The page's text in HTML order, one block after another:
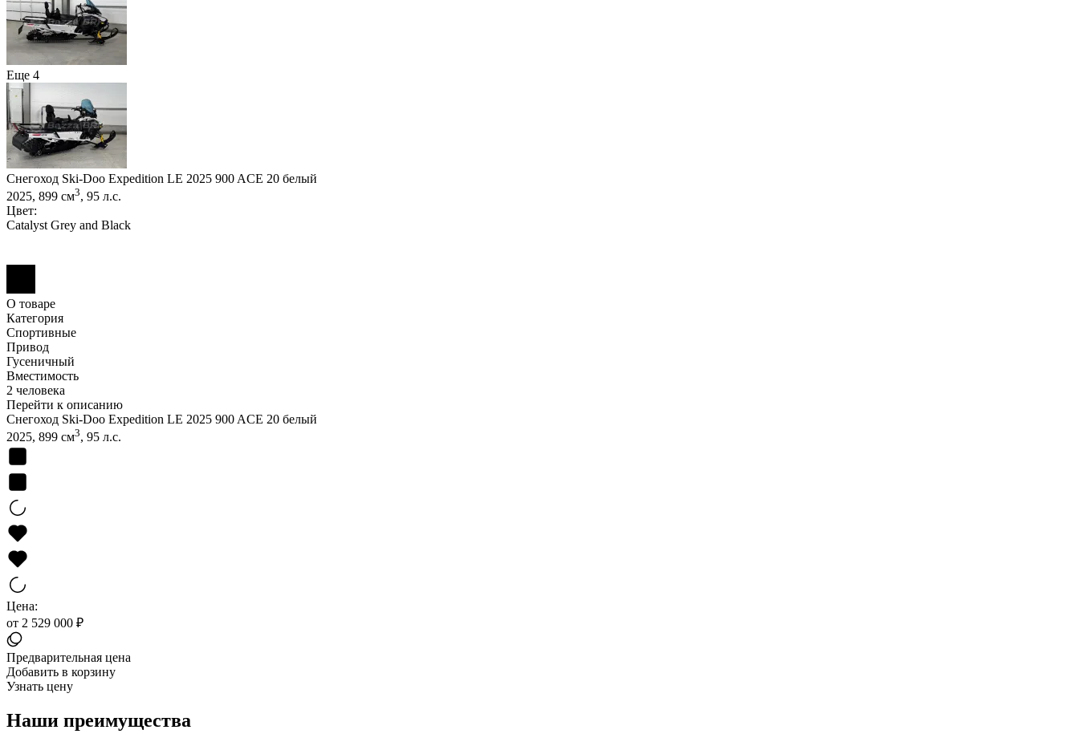
Еще 4
Снегоход Ski-Doo Expedition LE 2025 900 ACE 20 белый
2025, 899 см3, 95 л.с.
Цвет:
Catalyst Grey and Black
О товаре
Категория
Спортивные
Привод
Гусеничный
Вместимость
2 человека
Перейти к описанию
Снегоход Ski-Doo Expedition LE 2025 900 ACE 20 белый
2025, 899 см3, 95 л.с.
Цена:
от 2 529 000 ₽
Предварительная цена
Добавить в корзину
Узнать цену
Наши преимущества